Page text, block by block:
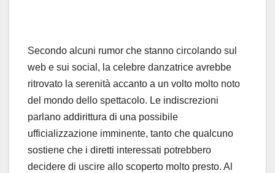
Secondo alcuni rumor che stanno circolando sul
web e sui social, la celebre danzatrice avrebbe
ritrovato la serenità accanto a un volto molto noto
del mondo dello spettacolo. Le indiscrezioni
parlano addirittura di una possibile
ufficializzazione imminente, tanto che qualcuno
sostiene che i diretti interessati potrebbero
decidere di uscire allo scoperto molto presto. Al